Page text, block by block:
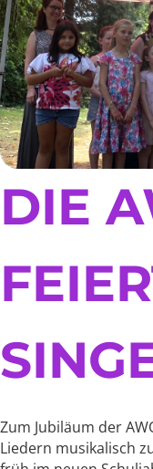
DIE
Zum Jubiläum der
Liedern musikalisch